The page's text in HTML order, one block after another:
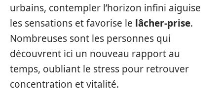
urbains, contempler l’horizon infini aiguise
les sensations et favorise le lâcher-prise.
Nombreuses sont les personnes qui
découvrent ici un nouveau rapport au
temps, oubliant le stress pour retrouver
concentration et vitalité.